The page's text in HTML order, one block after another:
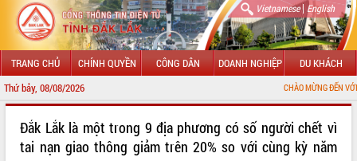
Vietnamese| English
TRANG CHỦ CHÍNH QUYỀN CÔNG DÂN DOANH NGHIỆP DU KHÁCH
Thứ bảy, 08/08/2026 CHÀO MỪNG ĐẾN VỚI CỔNG THÔNG TIN
GIỚI THIỆU
LÃNH ĐẠO UBND TỈNH
Đắk Lắk là một trong 9 địa phương có số người chết vì
tai nạn giao thông giảm trên 20% so với cùng kỳ năm